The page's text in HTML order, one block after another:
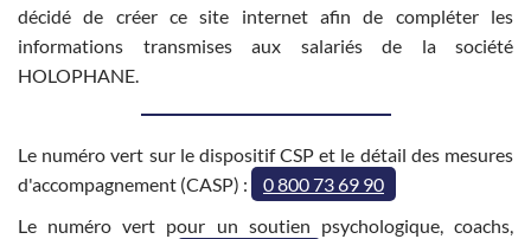
décidé de créer ce site internet afin de compléter les
informations transmises aux salariés de la société
HOLOPHANE.
Le numéro vert sur le dispositif CSP et le détail des mesures
d'accompagnement (CASP) :
0 800 73 69 90
Le numéro vert pour un soutien psychologique, coachs,